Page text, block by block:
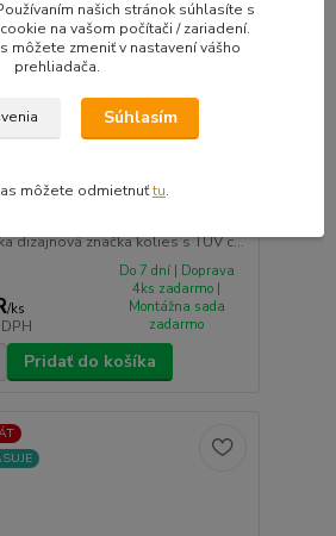
disky 9x20 5x112 ET20
dizajnová značka kolies s TUV c...
/ks
Do 7 dní | Doprava
4ks zadarmo |
Montážna sada
zadarmo
Pridať do košíka
našich stránok súhlasíte s
na vašom počítači / zariadení.
môžete zmeniť v nastavení vášho
prehliadača.
Súhlasím
môžete odmietnuťtu.